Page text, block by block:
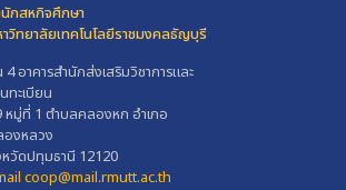
กสหกิจศึกษา
วิทยาลัยเทคโนโลยีราชมงคลธัญบุรี
4 อาคารสำนักส่งเสริมวิชาการและ
ทะเบียน
หมู่ที่ 1 ตำบลคลองหก อำเภอ
งหลวง
วัดปทุมธานี 12120
coop@mail.rmutt.ac.th